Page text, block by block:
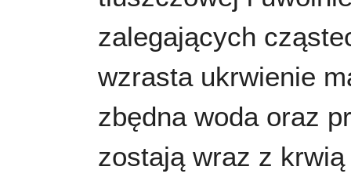
zalegających
wzrasta ukrwienie
zbędna woda oraz
zostają wraz z